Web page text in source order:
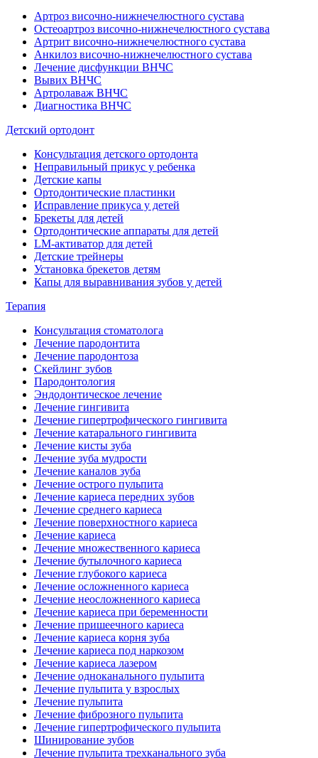
Артроз височно-нижнечелюстного сустава
Остеоартроз височно-нижнечелюстного сустава
Артрит височно-нижнечелюстного сустава
Анкилоз височно-нижнечелюстного сустава
Лечение дисфункции ВНЧС
Вывих ВНЧС
Артролаваж ВНЧС
Диагностика ВНЧС
Детский ортодонт
Консультация детского ортодонта
Неправильный прикус у ребенка
Детские капы
Ортодонтические пластинки
Исправление прикуса у детей
Брекеты для детей
Ортодонтические аппараты для детей
LM-активатор для детей
Детские трейнеры
Установка брекетов детям
Капы для выравнивания зубов у детей
Терапия
Консультация стоматолога
Лечение пародонтита
Лечение пародонтоза
Скейлинг зубов
Пародонтология
Эндодонтическое лечение
Лечение гингивита
Лечение гипертрофического гингивита
Лечение катарального гингивита
Лечение кисты зуба
Лечение зуба мудрости
Лечение каналов зуба
Лечение острого пульпита
Лечение кариеса передних зубов
Лечение среднего кариеса
Лечение поверхностного кариеса
Лечение кариеса
Лечение множественного кариеса
Лечение бутылочного кариеса
Лечение глубокого кариеса
Лечение осложненного кариеса
Лечение неосложненного кариеса
Лечение кариеса при беременности
Лечение пришеечного кариеса
Лечение кариеса корня зуба
Лечение кариеса под наркозом
Лечение кариеса лазером
Лечение одноканального пульпита
Лечение пульпита у взрослых
Лечение пульпита
Лечение фиброзного пульпита
Лечение гипертрофического пульпита
Шинирование зубов
Лечение пульпита трехканального зуба